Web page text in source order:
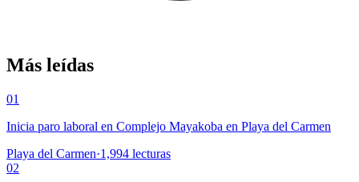
Más leídas
01
Inicia paro laboral en Complejo Mayakoba en Playa del Carmen
Playa del Carmen·1,994 lecturas
02